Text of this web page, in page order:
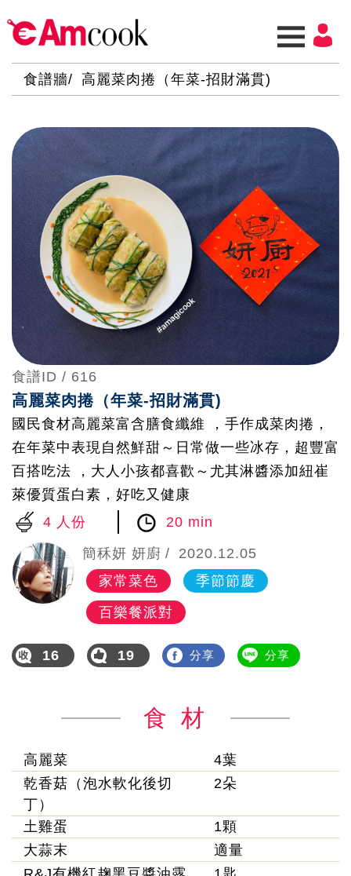
食譜牆 高麗菜肉捲（年菜-招財滿貫)
食譜ID / 616
高麗菜肉捲（年菜-招財滿貫)
國民食材高麗菜富含膳食纖維 ，手作成菜肉捲，
在年菜中表現自然鮮甜～日常做一些冰存，超豐富
百搭吃法 ，大人小孩都喜歡～尤其淋醬添加紐崔
萊優質蛋白素，好吃又健康
4 人份
20 min
簡秝妍 妍廚
2020.12.05
家常菜色
季節節慶
百樂餐派對
16 19 分享 分享
食 材
高麗菜
4葉
乾香菇（泡水軟化後切
丁）
2朵
土雞蛋
1顆
大蒜末
適量